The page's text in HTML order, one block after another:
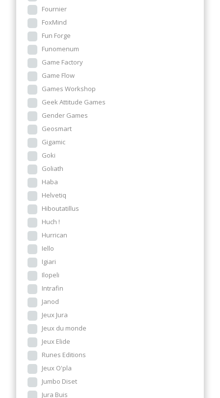
Fournier
FoxMind
Fun Forge
Funomenum
Game Factory
Game Flow
Games Workshop
Geek Attitude Games
Gender Games
Geosmart
Gigamic
Goki
Goliath
Haba
Helvetiq
Hiboutatillus
Huch !
Hurrican
Iello
Igiari
Ilopeli
Intrafin
Janod
Jeux Jura
Jeux du monde
Jeux Elide
Runes Editions
Jeux O'pla
Jumbo Diset
Jura Buis